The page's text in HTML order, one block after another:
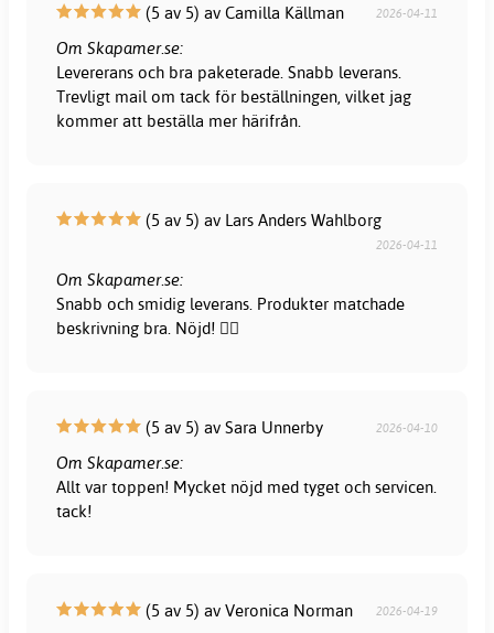
(5 av 5) av Camilla Källman 2026-04-11
Om Skapamer.se:
Levererans och bra paketerade. Snabb leverans.
Trevligt mail om tack för beställningen, vilket jag
kommer att beställa mer härifrån.
(5 av 5) av Lars Anders Wahlborg
2026-04-11
Om Skapamer.se:
Snabb och smidig leverans. Produkter matchade
beskrivning bra. Nöjd! 👍🏻
(5 av 5) av Sara Unnerby 2026-04-10
Om Skapamer.se:
Allt var toppen! Mycket nöjd med tyget och servicen.
tack!
(5 av 5) av Veronica Norman 2026-04-19